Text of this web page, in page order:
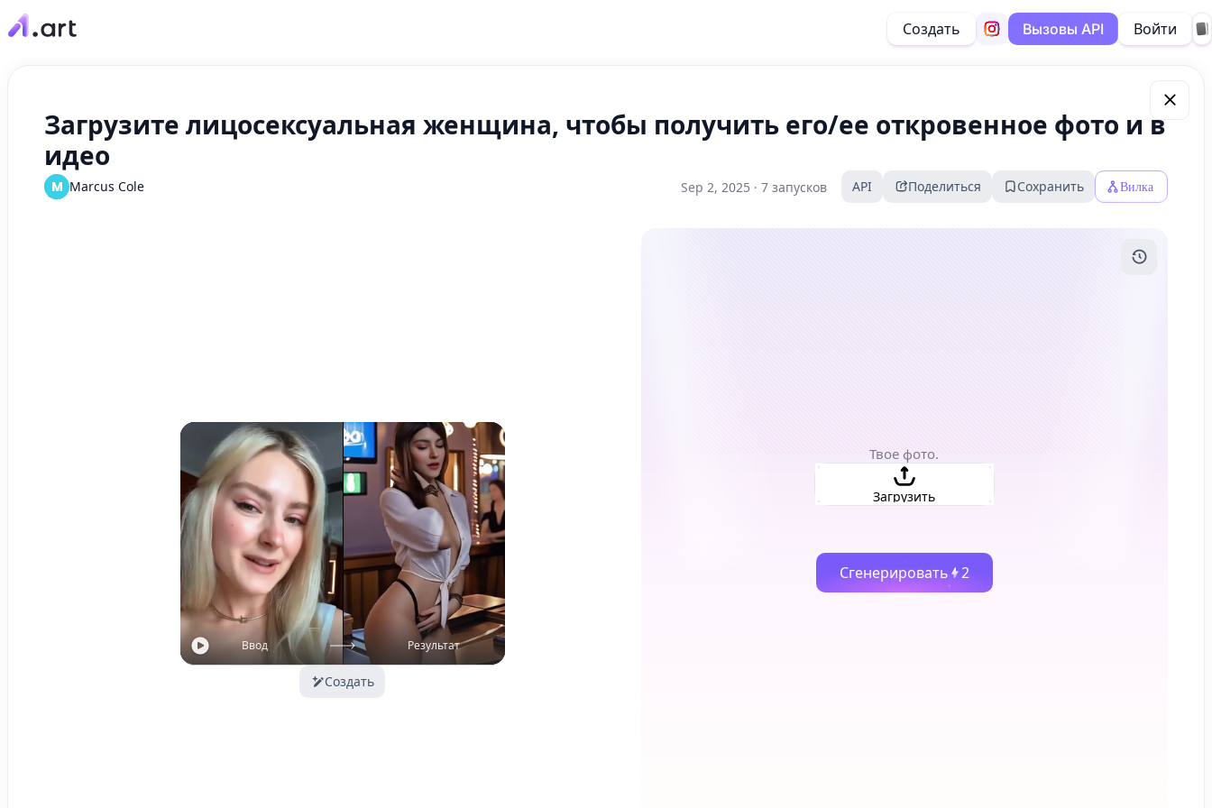
Создать Вызовы API Войти
Загрузите лицосексуальная женщина, чтобы получить его/ее откровенное фото и в
идео
M Marcus Cole Sep 2, 2025 · 7 запусков API Поделиться Сохранить Вилка
Ввод Результат
Создать
Твое фото.
Загрузить
Сгенерировать 2